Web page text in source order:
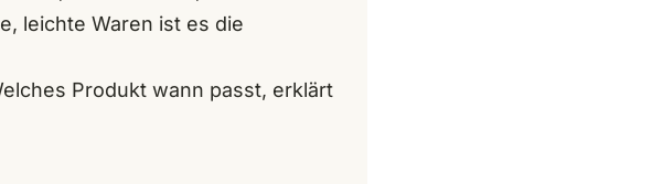
leichte Waren ist es die
Produkt wann passt, erklärt